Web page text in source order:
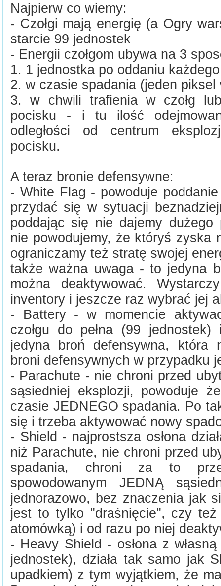
Najpierw co wiemy:
- Czołgi mają energię (a Ogry
starcie 99 jednostek
- Energii czołgom ubywa na 3
1. 1 jednostka po oddaniu każdego
2. w czasie spadania (jeden piksel
3. w chwili trafienia w czołg
pocisku - i tu ilość
odległości od centrum
pocisku.
A teraz bronie defensywne:
- White Flag - powoduje
przydać się w sytuacji
poddając się nie dajemy dużego
nie powodujemy, że któryś zyska
ograniczamy też stratę swojej
także ważna uwaga - to jedyna
można deaktywować.
inventory i jeszcze raz wybrać jej
- Battery - w momencie
czołgu do pełna (99
jedyna broń defensywna, która
broni defensywnych w przypadku
- Parachute - nie chroni przed
sąsiedniej eksplozji, powoduje
czasie JEDNEGO spadania. Po
się i trzeba aktywować nowy
- Shield - najprostsza osłona
niż Parachute, nie chroni przed
spadania, chroni za to
spowodowanym JEDNĄ
jednorazowo, bez znaczenia jak
jest to tylko "draśnięcie", czy też
atomówką) i od razu po niej
- Heavy Shield - osłona z
jednostek), działa tak samo jak
upadkiem) z tym wyjątkiem, że